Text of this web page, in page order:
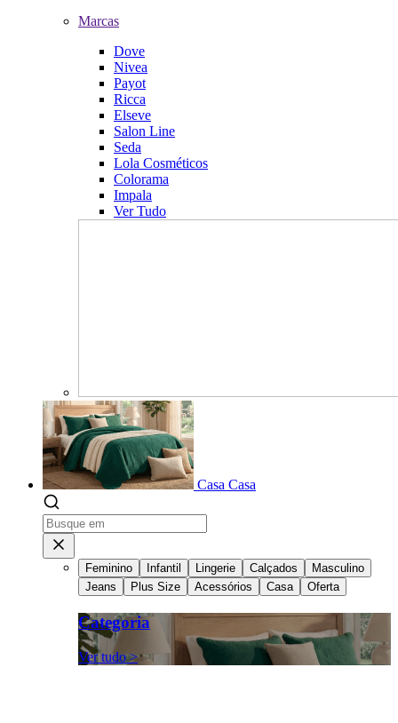
Marcas
Dove
Nivea
Payot
Ricca
Elseve
Salon Line
Seda
Lola Cosméticos
Colorama
Impala
Ver Tudo
Casa Casa
Feminino Infantil Lingerie Calçados
Masculino
Jeans
Plus Size Acessórios Casa Oferta
Categoria
Ver tudo >